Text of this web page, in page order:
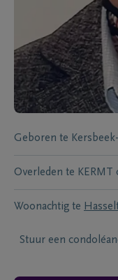
Geboren te
Overleden te KERMT
Woonachtig te
Stuur een